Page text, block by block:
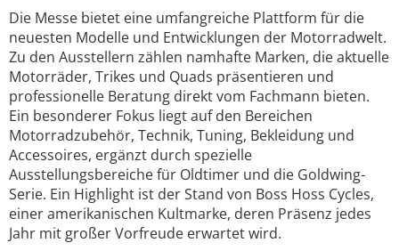
Die Messe bietet eine umfangreiche Plattform für die
neuesten Modelle und Entwicklungen der Motorradwelt.
Zu den Ausstellern zählen namhafte Marken, die aktuelle
Motorräder, Trikes und Quads präsentieren und
professionelle Beratung direkt vom Fachmann bieten.
Ein besonderer Fokus liegt auf den Bereichen
Motorradzubehör, Technik, Tuning, Bekleidung und
Accessoires, ergänzt durch spezielle
Ausstellungsbereiche für Oldtimer und die Goldwing-
Serie. Ein Highlight ist der Stand von Boss Hoss Cycles,
einer amerikanischen Kultmarke, deren Präsenz jedes
Jahr mit großer Vorfreude erwartet wird.